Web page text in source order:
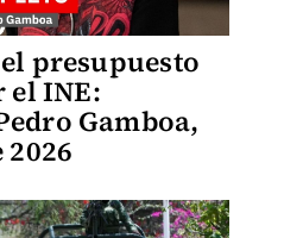
presupuesto
INE:
Gamboa,
2026